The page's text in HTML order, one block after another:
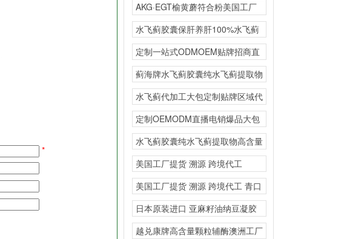
*
AKG·EGT榆黄蘑符合粉美国工厂
提货 溯源
水飞蓟胶囊保肝养肝100%水飞蓟
提取物代加工大包贴
定制一站式ODMOEM贴牌招商直
销直播热销区域保护
蓟海牌水飞蓟胶囊纯水飞蓟提取物
高含量会销私域爆品
水飞蓟代加工大包定制贴牌区域代
理
定制OEMODM直播电销爆品大包
一般贸易美国原装进
水飞蓟胶囊纯水飞蓟提取物高含量
多规格OEM贴牌OD
美国工厂提货 溯源 跨境代工
AKG·EG
美国工厂提货 溯源 跨境代工 青口
素透骨草
日本原装进口 亚麻籽油纳豆凝胶
糖果一般贸易oem一
越兑康牌高含量颗粒辅酶澳洲工厂